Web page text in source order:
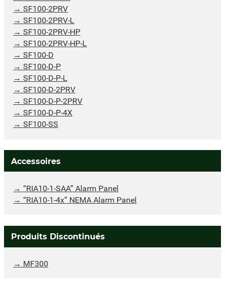
SF100-2PRV
SF100-2PRV-L
SF100-2PRV-HP
SF100-2PRV-HP-L
SF100-D
SF100-D-P
SF100-D-P-L
SF100-D-2PRV
SF100-D-P-2PRV
SF100-D-P-4X
SF100-SS
Accessoires
“RIA10-1-SAA” Alarm Panel
“RIA10-1-4x” NEMA Alarm Panel
Produits Discontinués
MF300